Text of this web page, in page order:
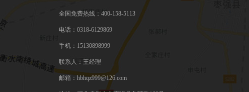
全国免费热线：400-158-5113
电话：0318-6129869
手机：15130898999
联系人：王经理
邮箱：hbhqz999@126.com